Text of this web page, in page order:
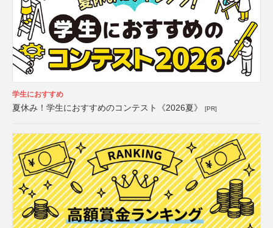
学生におすすめ
夏休み！学生におすすめのコンテスト《2026夏》 [PR]